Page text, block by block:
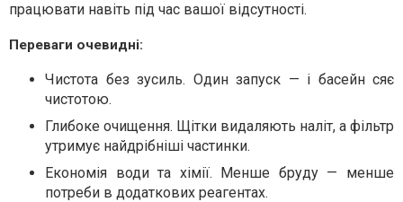
працювати навіть під час вашої відсутності.
Переваги очевидні:
Чистота без зусиль. Один запуск — і басейн сяє
чистотою.
Глибоке очищення. Щітки видаляють наліт, а фільтр
утримує найдрібніші частинки.
Економія води та хімії. Менше бруду — менше
потреби в додаткових реагентах.